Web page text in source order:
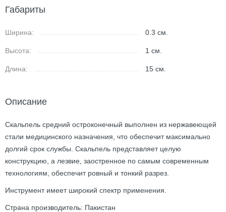
Габариты
Ширина: 0.3см.
Высота: 1см.
Длина: 15см.
Описание
Скальпель средний остроконечный выполнен из нержавеющей
стали медицинского назначения, что обеспечит максимально
долгий срок службы. Скальпель представляет целую
конструкцию, а лезвие, заостренное по самым современным
технологиям, обеспечит ровный и тонкий разрез.
Инструмент имеет широкий спектр применения.
Страна производитель: Пакистан